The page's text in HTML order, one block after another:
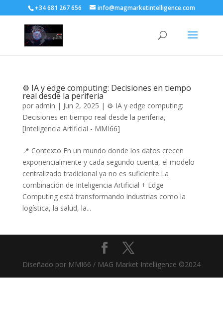
+34 681 267 656 info@magmarketintelligence.com
⚙️ IA y edge computing: Decisiones en tiempo
real desde la periferia
por admin | Jun 2, 2025 | ⚙️ IA y edge computing:
Decisiones en tiempo real desde la periferia,
[Inteligencia Artificial - MMI66]
📍 Contexto En un mundo donde los datos crecen
exponencialmente y cada segundo cuenta, el modelo
centralizado tradicional ya no es suficiente.La
combinación de Inteligencia Artificial + Edge
Computing está transformando industrias como la
logística, la salud, la...
Diseñado por MMI66 / MAG Market Intelligence ©2024